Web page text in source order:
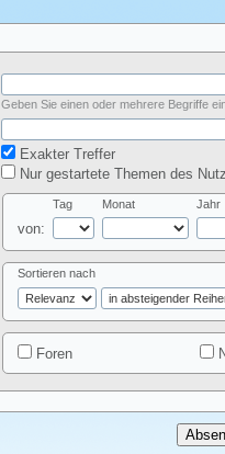
Geben Sie einen oder mehrere Begriffe
Exakter Treffer
Nur gestartete Themen des
von:
Tag Monat Jahr
Sortieren nach
Foren